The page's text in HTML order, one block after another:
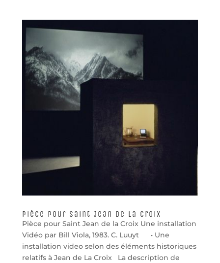
Pièce pour Saint Jean de la Croix
Pièce pour Saint Jean de la Croix Une installation
Vidéo par Bill Viola, 1983. C. Luuyt • Une
installation video selon des éléments historiques
relatifs à Jean de La Croix La description de